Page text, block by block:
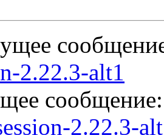
2.22.3-alt1
2.22.3-